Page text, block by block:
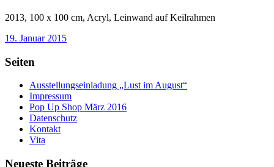
2013, 100 x 100 cm, Acryl, Leinwand auf Keilrahmen
19. Januar 2015
Seiten
Ausstellungseinladung „Lust im August“
Impressum
Pop Up Shop März 2016
Datenschutz
Kontakt
Vita
Neueste Beiträge